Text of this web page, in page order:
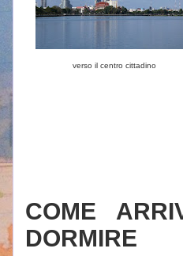
verso il centro cittadino
COME
DORMIRE